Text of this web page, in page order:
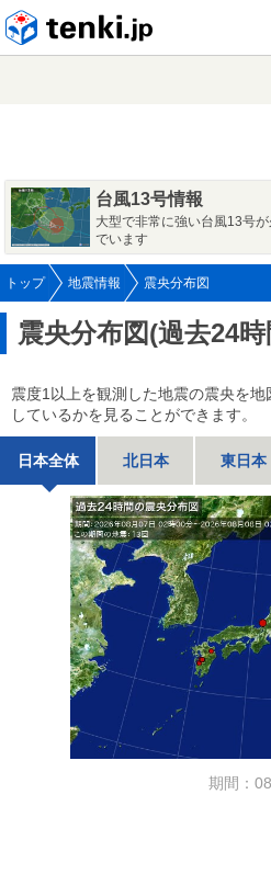
台風13号情報
大型で非常に強い台風13号
でいます
トップ 地震情報 震央分布図
震央分布図(過去24時
震度1以上を観測した地震の震央を
しているかを見ることができます。
日本全体 北日本 東日本
期間：